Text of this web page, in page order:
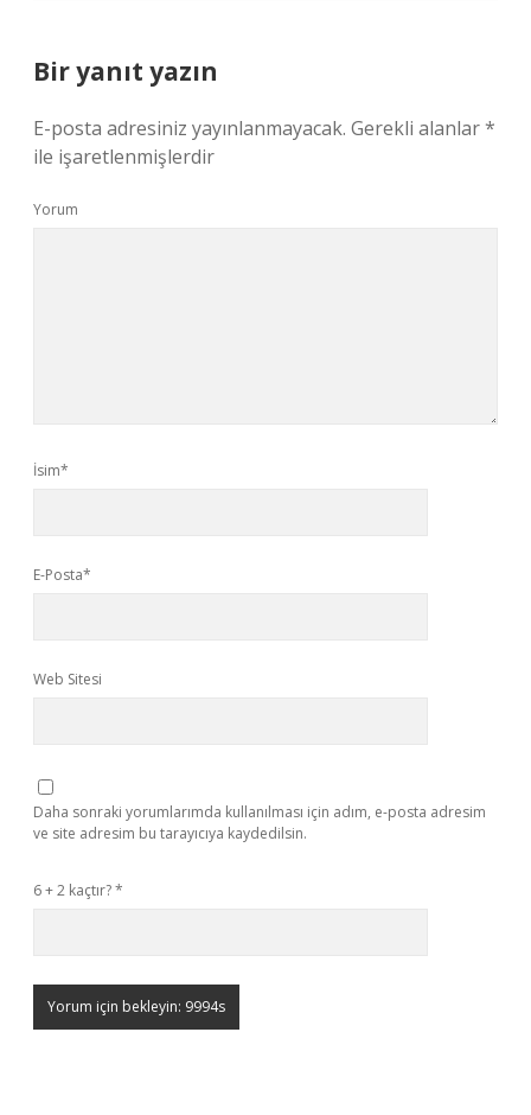
Bir yanıt yazın
E-posta adresiniz yayınlanmayacak. Gerekli alanlar*
ile işaretlenmişlerdir
Yorum
İsim*
E-Posta*
Web Sitesi
Daha sonraki yorumlarımda kullanılması için adım, e-posta adresim
ve site adresim bu tarayıcıya kaydedilsin.
6 + 2 kaçtır?*